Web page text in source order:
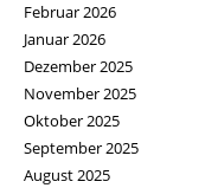
Februar 2026
Januar 2026
Dezember 2025
November 2025
Oktober 2025
September 2025
August 2025